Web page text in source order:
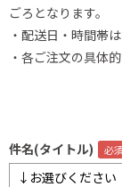
ごろとなります。
・配送日・時間帯
・各ご注文の具体
件名(タイトル)